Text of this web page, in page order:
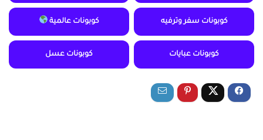
كوبونات سفر وترفيه كوبونات عالمية
كوبونات عبايات كوبونات عسل